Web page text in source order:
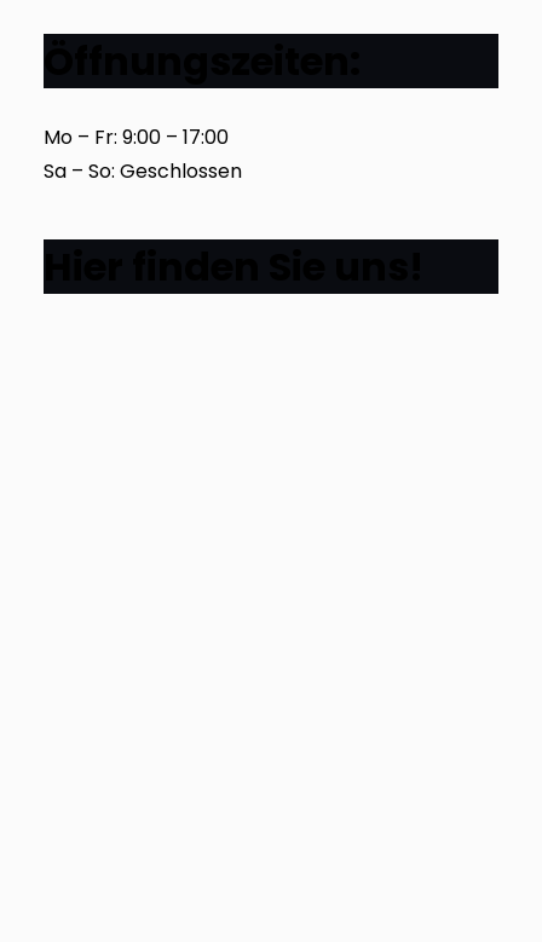
Mo – Fr: 9:00 – 17:00
Sa – So: Geschlossen